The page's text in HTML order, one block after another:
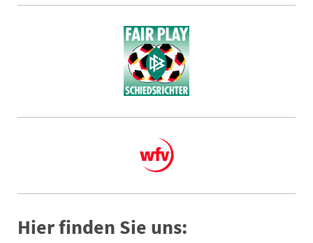
Hier finden Sie uns: